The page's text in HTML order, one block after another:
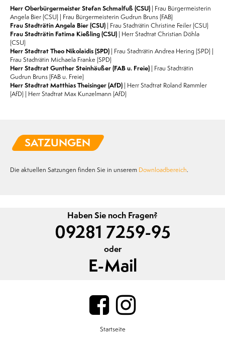
Herr Oberbürgermeister Stefan Schmalfuß (CSU) | Frau Bürgermeisterin
Angela Bier (CSU) | Frau Bürgermeisterin Gudrun Bruns (FAB)
Frau Stadträtin Angela Bier (CSU) | Frau Stadträtin Christine Feiler (CSU)
Frau Stadträtin Fatima Kießling (CSU)
| Herr Stadtrat Christian Döhla
(CSU)
Herr Stadtrat Theo Nikolaidis (SPD) | Frau Stadträtin Andrea Hering (SPD) |
Frau Stadträtin Michaela Franke (SPD)
Herr Stadtrat Gunther Steinhäußer (FAB u. Freie) | Frau Stadträtin
Gudrun Bruns (FAB u. Freie)
Herr Stadtrat Matthias Theisinger (AfD) | Herr Stadtrat Roland Rammler
(AfD) | Herr Stadtrat Max Kunzelmann (AfD)
SATZUNGEN
Die aktuellen Satzungen finden Sie in unserem Downloadbereich.
Haben Sie noch Fragen?
09281 7259-95
oder
E-Mail
Startseite